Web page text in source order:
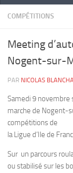
COMPÉTITIONS
Meeting
Nogent-sur-
PAR NICOLAS
Samedi 9 novembre
marche de Nogent-
compétitions de
la Ligue d’Ile de
Sur un parcours
ou stabilisé sur les